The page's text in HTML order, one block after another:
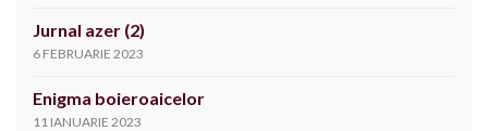
Jurnal azer (2)
6 FEBRUARIE 2023
Enigma boieroaicelor
11 IANUARIE 2023